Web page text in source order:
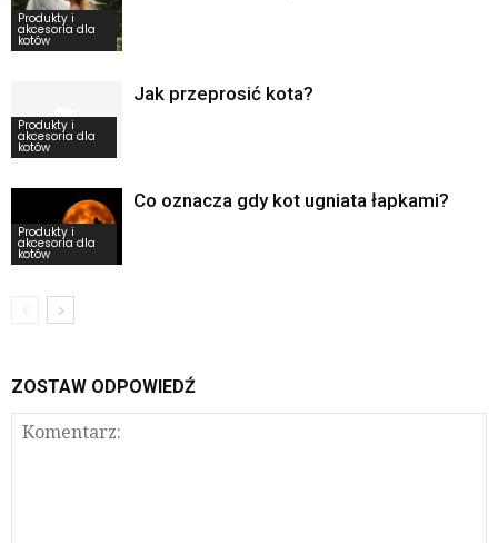
Produkty i
akcesoria dla
kotów
Produkty i
akcesoria dla
kotów
Jak przeprosić kota?
Produkty i
akcesoria dla
kotów
Co oznacza gdy kot ugniata łapkami?
ZOSTAW ODPOWIEDŹ